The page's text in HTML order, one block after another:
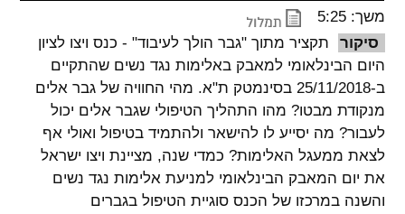
spellcheck
גופן קריא
ניגודיות צבעים
brightness_high
ניגודיות בהירה
brightness_low
ניגודיות כהה
משך: 5:25
סיקור
תקציר מתוך "גבר הולך לעיבוד" - כנס ויצו לציון
היום הבינלאומי למאבק באלימות נגד נשים שהתקיים
ב-25/11/2018 בסינמטק ת"א. מהי החוויה של גבר אלים
מנקודת מבטו? מהו התהליך הטיפולי שגבר אלים יכול
לעבור? מה יסייע לו להישאר ולהתמיד בטיפול ואולי אף
לצאת ממעגל האלימות? כמדי שנה, מציינת ויצו ישראל
את יום המאבק הבינלאומי למניעת אלימות נגד נשים
והשנה במרכזו של הכנס סוגיית הטיפול בגברים